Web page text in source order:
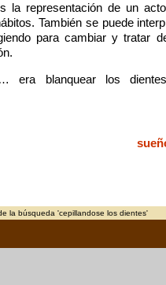
la representación de un
También se puede
para cambiar y tratar
era blanquear los
la búsqueda 'cepillandose los dientes'